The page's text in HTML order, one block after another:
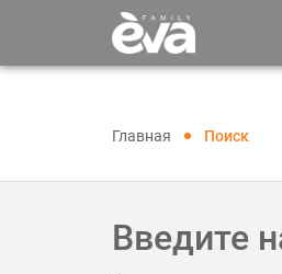
Главная Поиск
Введите